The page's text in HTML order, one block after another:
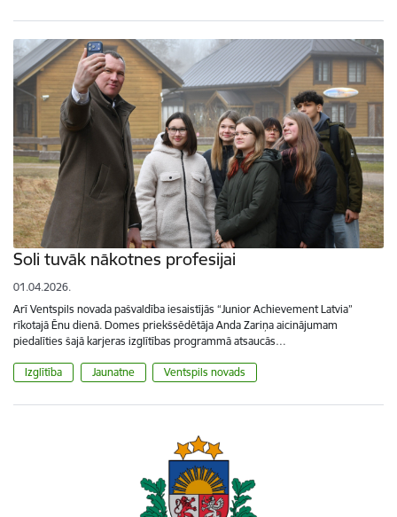
Soli tuvāk nākotnes profesijai
01.04.2026.
Arī Ventspils novada pašvaldība iesaistījās “Junior Achievement Latvia”
rīkotajā Ēnu dienā. Domes priekšsēdētāja Anda Zariņa aicinājumam
piedalīties šajā karjeras izglītības programmā atsaucās…
Izglītība Jaunatne Ventspils novads